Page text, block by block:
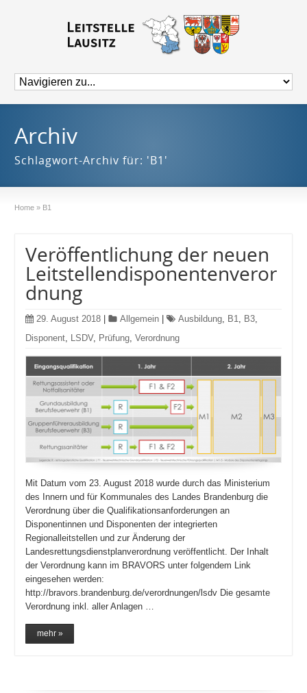
Archiv
Schlagwort-Archiv für: 'B1'
Home » B1
Veröffentlichung der neuen
Leitstellendisponentenveror
dnung
29. August 2018 Allgemein Ausbildung, B1, B3,
Disponent, LSDV, Prüfung,Verordnung
Mit Datum vom 23. August 2018 wurde durch das Ministerium
des Innern und für Kommunales des Landes Brandenburg die
Verordnung über die Qualifikationsanforderungen an
Disponentinnen und Disponenten der integrierten
Regionalleitstellen und zur Änderung der
Landesrettungsdienstplanverordnung veröffentlicht. Der Inhalt
der Verordnung kann im BRAVORS unter folgendem Link
eingesehen werden:
http://bravors.brandenburg.de/verordnungen/lsdv Die gesamte
Verordnung inkl. aller Anlagen …
mehr »